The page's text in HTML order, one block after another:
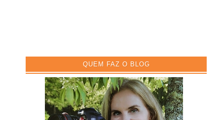
QUEM FAZ O BLOG